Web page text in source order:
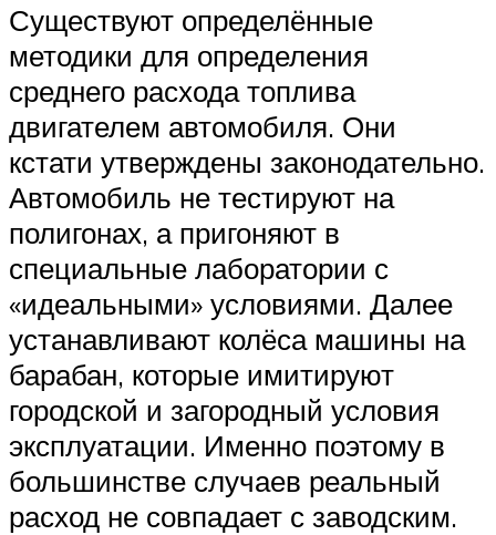
Существуют определённые
методики для определения
среднего расхода топлива
двигателем автомобиля. Они
кстати утверждены законодательно.
Автомобиль не тестируют на
полигонах, а пригоняют в
специальные лаборатории с
«идеальными» условиями. Далее
устанавливают колёса машины на
барабан, которые имитируют
городской и загородный условия
эксплуатации. Именно поэтому в
большинстве случаев реальный
расход не совпадает с заводским.